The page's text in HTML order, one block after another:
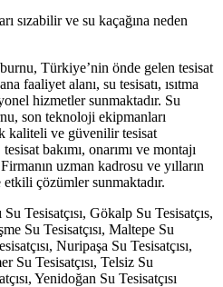
sızabilir ve su kaçağına neden
Türkiye’nin önde gelen tesisat
faaliyet alanı, su tesisatı, ısıtma
hizmetler sunmaktadır. Su
son teknoloji ekipmanları
kaliteli ve güvenilir tesisat
bakımı, onarımı ve montajı
uzman kadrosu ve yılların
etkili çözümler sunmaktadır.
Su Tesisatçısı, Gökalp Su Tesisatçıs,
Su Tesisatçısı, Maltepe Su
Nuripaşa Su Tesisatçısı,
Su Tesisatçısı, Telsiz Su
Yenidoğan Su Tesisatçısı